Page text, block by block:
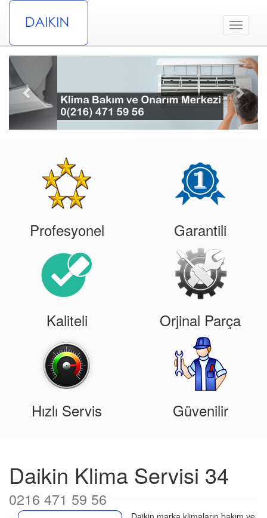
Toggle
Previous Next
Profesyonel Garantili
Kaliteli Orjinal Parça
Hızlı Servis Güvenilir
Daikin Klima Servisi 34
0216 471 59 56